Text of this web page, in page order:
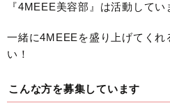
『4MEEE美容部』は活動して
一緒に4MEEEを盛り上げてくれ
い！
こんな方を募集しています